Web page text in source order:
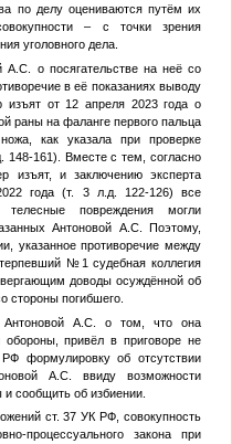
по делу оцениваются путём их
– с точки зрения
уголовного дела.
А.С. о посягательстве на неё со
в её показаниях выводу
изъятот 12 апреля 2023 года о
раны на фаланге первого пальца
как указала при проверке
148-161). Вместе с тем, согласно
изъят, и заключению эксперта
года (т. 3 л.д. 122-126) все
повреждения могли
Антоновой А.С. Поэтому,
указанное противоречие между
№1 судебная коллегия
доводы осуждённой об
стороны погибшего.
Антоновой А.С. о том, что она
обороны, привёл в приговоре не
формулировку об отсутствии
А.С. ввиду возможности
сообщить об избиении.
ст. 37 УК РФ, совокупность
процессуального закона при